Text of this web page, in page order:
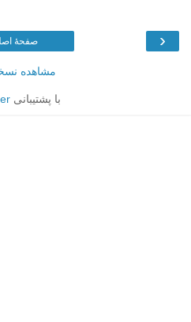
‹ صفحهٔ
مشاهده
با پشتیبانی